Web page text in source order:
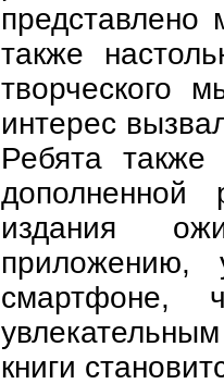
представлено
также
творческого
интерес
Ребята
дополненной
издания
приложению,
смартфоне,
книги